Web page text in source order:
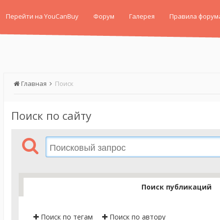
Перейти на YouCanBuy Форум Галерея Правила
Главная Поиск
Поиск по сайту
Поиск публикаций
Поиск по тегам Поиск по автору